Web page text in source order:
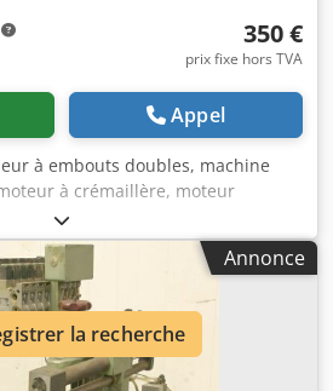
350 €
prix fixe hors TVA
Appel
à embouts doubles, machine
à crémaillère, moteur
moteur de fraisage
: 165 volts - Puissance : 0,22
Hz - Mandrin : Ø 8 mm - Sens du
: 3 moteurs disponibles - Prix :
: 200/80/H90 mm - Poids : 1,8 kg
Annonce
la recherche